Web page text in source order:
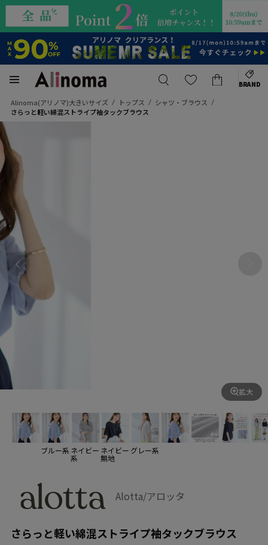
BRAND
Alinoma(アリノマ)大きいサイズ トップス
シャツ・ブラウス
さらっと軽い綿混ストライプ袖タックブラウス
拡大
ブルー系 ネイビー
系
ネイビー
無地
グレー系
Alotta/アロッタ
さらっと軽い綿混ストライプ袖タックブラウス